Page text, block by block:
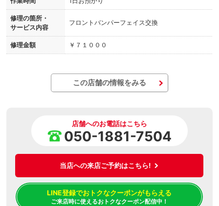
修理の箇所・
サービス内容
フロントバンパーフェイス交換
修理金額 ￥７１０００
この店舗の情報をみる
店舗へのお電話はこちら
050-1881-7504
当店への来店ご予約はこちら!
LINE登録でおトクなクーポンがもらえる
ご来店時に使えるおトクなクーポン配信中！